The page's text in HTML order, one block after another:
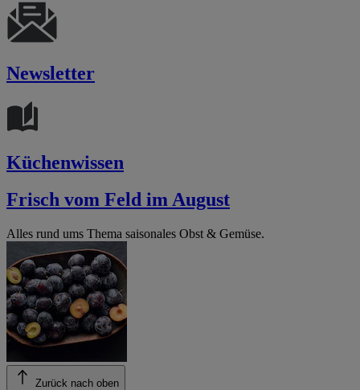
Newsletter
Küchenwissen
Frisch vom Feld im August
Alles rund ums Thema saisonales Obst & Gemüse.
Zurück nach oben